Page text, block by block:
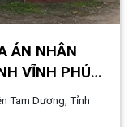
ÁN NHÂN
VĨNH PHÚC
Tam Dương, Tỉnh